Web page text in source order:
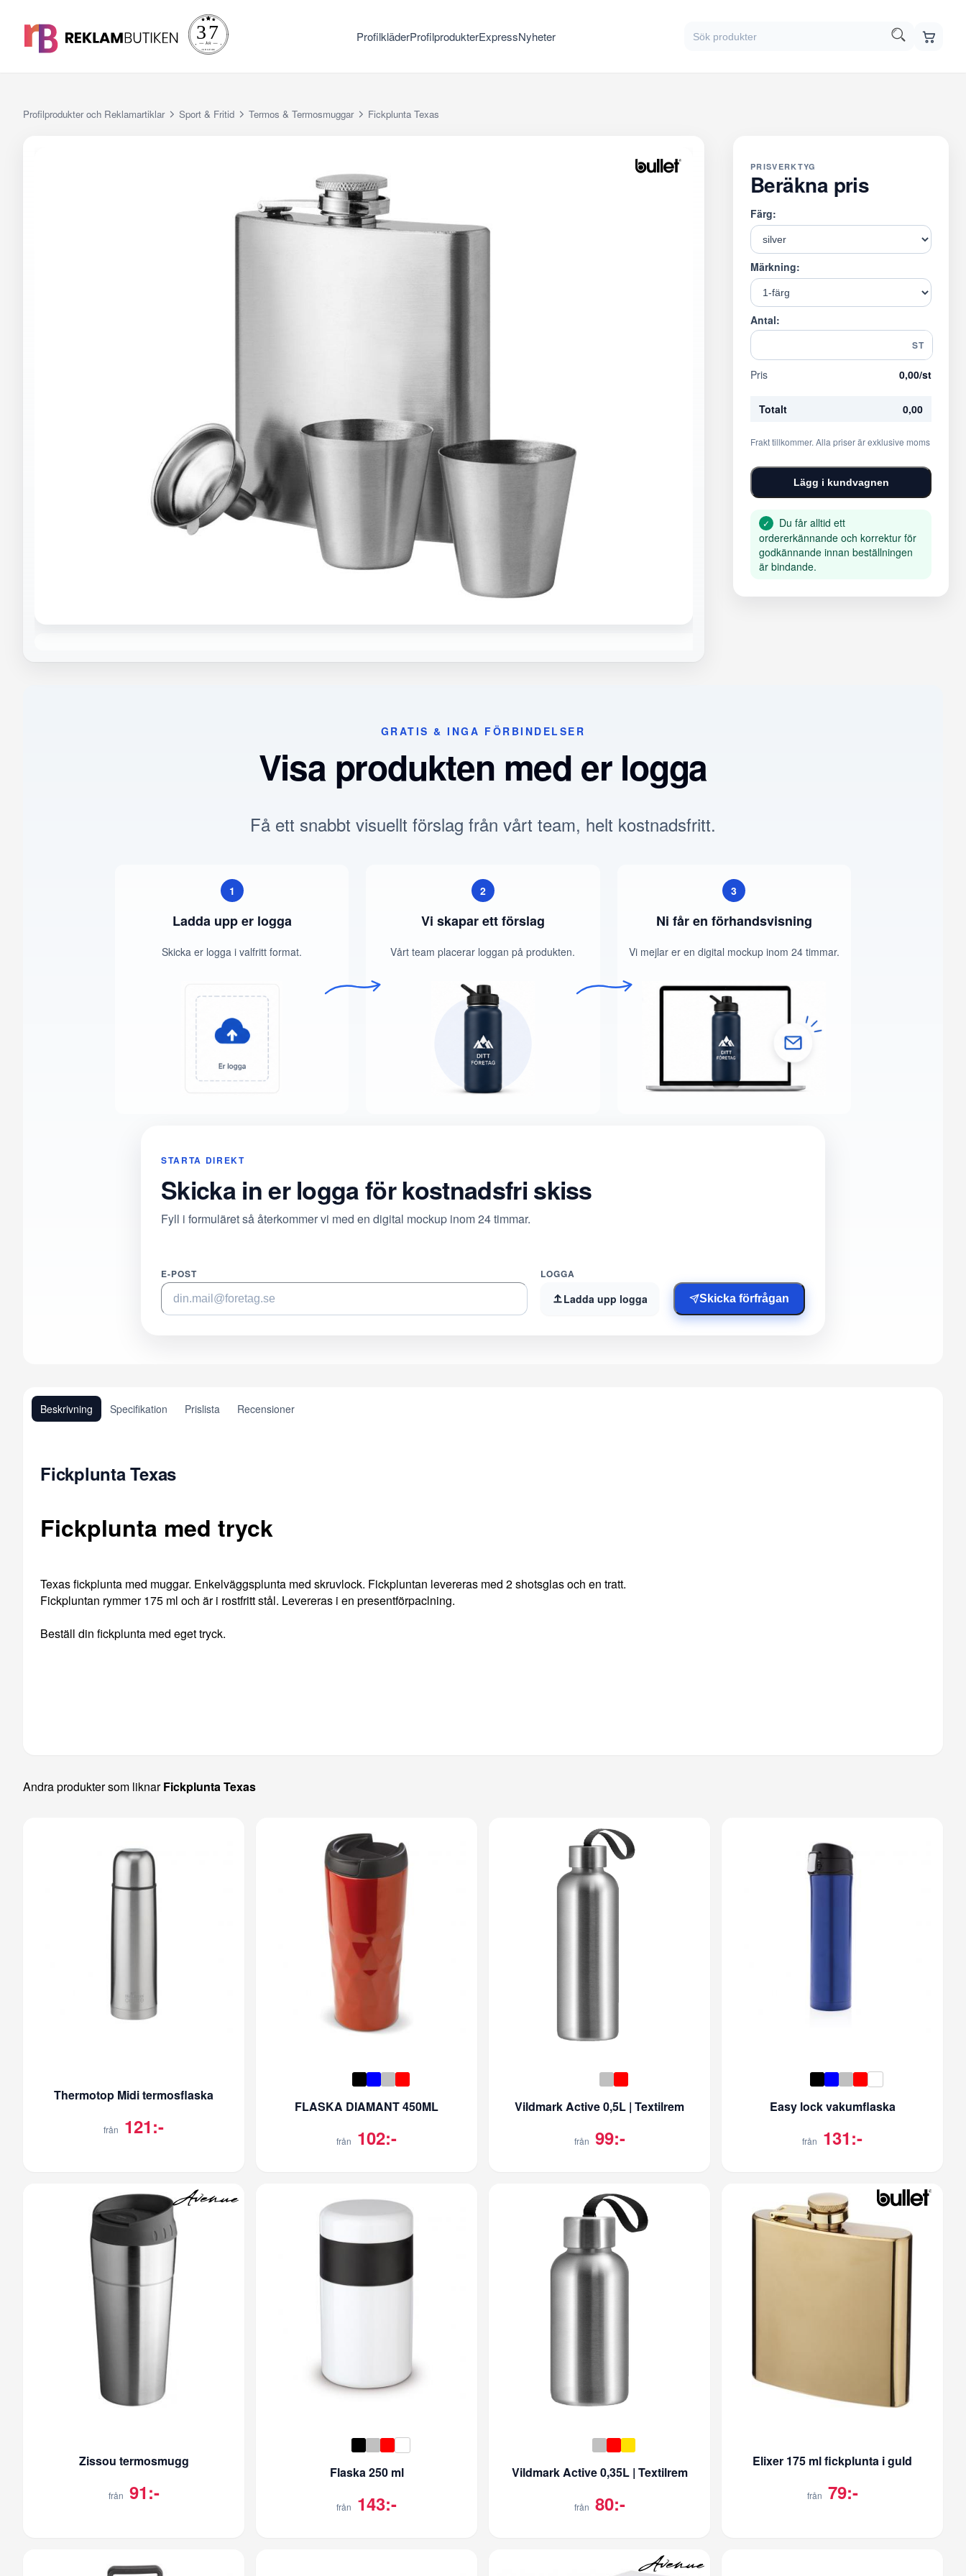
ProfilkläderProfilprodukterExpressNyheter
Profilprodukter och Reklamartiklar Sport & Fritid Termos & Termosmuggar Fickplunta Texas
PRISVERKTYG
Beräkna pris
Färg:
Märkning:
Antal:
ST
Pris 0,00/st
Totalt 0,00
Frakt tillkommer. Alla priser är exklusive moms
Lägg i kundvagnen
✓
Du får alltid ett
ordererkännande och korrektur för
godkännande innan beställningen
är bindande.
GRATIS & INGA FÖRBINDELSER
Visa produkten med er logga
Få ett snabbt visuellt förslag från vårt team, helt kostnadsfritt.
1
Ladda upp er logga
Skicka er logga i valfritt format.
2
Vi skapar ett förslag
Vårt team placerar loggan på produkten.
3
Ni får en förhandsvisning
Vi mejlar er en digital mockup inom 24 timmar.
STARTA DIREKT
Skicka in er logga för kostnadsfri skiss
Fyll i formuläret så återkommer vi med en digital mockup inom 24 timmar.
E-POST LOGGA
Ladda upp logga Skicka förfrågan
Beskrivning Specifikation Prislista Recensioner
Fickplunta Texas
Fickplunta med tryck
Texas fickplunta med muggar. Enkelväggsplunta med skruvlock. Fickpluntan levereras med 2 shotsglas och en tratt.
Fickpluntan rymmer 175 ml och är i rostfritt stål. Levereras i en presentförpaclning.
Beställ din fickplunta med eget tryck.
Andra produkter som liknarFickplunta Texas
Thermotop Midi termosflaska
från 121:-
FLASKA DIAMANT 450ML
från 102:-
Vildmark Active 0,5L | Textilrem
från 99:-
Easy lock vakumflaska
från 131:-
Zissou termosmugg
från 91:-
Flaska 250 ml
från 143:-
Vildmark Active 0,35L | Textilrem
från 80:-
Elixer 175 ml fickplunta i guld
från 79:-